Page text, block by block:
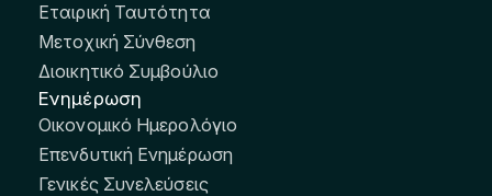
Εταιρική Ταυτότητα
Μετοχική Σύνθεση
Διοικητικό Συμβούλιο
Ενημέρωση
Οικονομικό Ημερολόγιο
Επενδυτική Ενημέρωση
Γενικές Συνελεύσεις